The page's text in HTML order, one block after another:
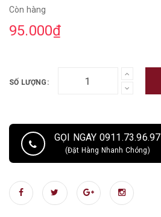
Còn hàng
95.000₫
SỐ LƯỢNG:
GỌI NGAY 0911.73.96.97
(Đặt Hàng Nhanh Chóng)